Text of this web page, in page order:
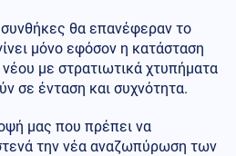
θα επανέφεραν το
μόνο εφόσον η κατάσταση
με στρατιωτικά χτυπήματα
σε ένταση και συχνότητα.
μας που πρέπει να
την νέα αναζωπύρωση των